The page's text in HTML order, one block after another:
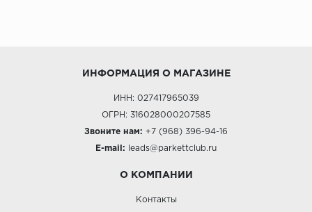
ИНФОРМАЦИЯ О МАГАЗИНЕ
ИНН: 027417965039
ОГРН: 316028000207585
Звоните нам: +7 (968) 396-94-16
E-mail: leads@parkettclub.ru
О КОМПАНИИ
Контакты